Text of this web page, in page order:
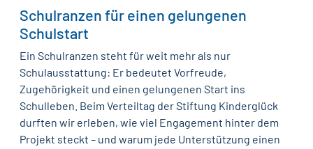
Schulranzen für einen gelungenen
Schulstart
Ein Schulranzen steht für weit mehr als nur
Schulausstattung: Er bedeutet Vorfreude,
Zugehörigkeit und einen gelungenen Start ins
Schulleben. Beim Verteiltag der Stiftung Kinderglück
durften wir erleben, wie viel Engagement hinter dem
Projekt steckt – und warum jede Unterstützung einen